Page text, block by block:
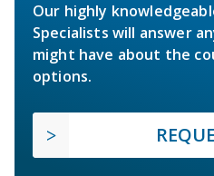
Our highly
Specialists will answer
might have about the
options.